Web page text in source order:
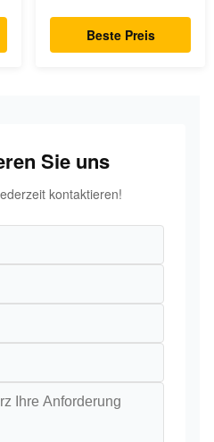
Beste Preis
Sie uns
kontaktieren!